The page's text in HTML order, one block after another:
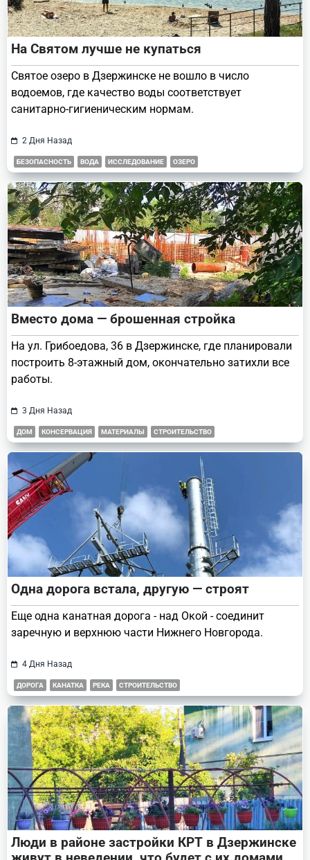
На Святом лучше не купаться
Святое озеро в Дзержинске не вошло в число
водоемов, где качество воды соответствует
санитарно-гигиеническим нормам.
2 Дня Назад
БЕЗОПАСНОСТЬ ВОДА ИССЛЕДОВАНИЕ ОЗЕРО
Вместо дома — брошенная стройка
На ул. Грибоедова, 36 в Дзержинске, где планировали
построить 8-этажный дом, окончательно затихли все
работы.
3 Дня Назад
ДОМ КОНСЕРВАЦИЯ МАТЕРИАЛЫ СТРОИТЕЛЬСТВО
Одна дорога встала, другую — строят
Еще одна канатная дорога - над Окой - соединит
заречную и верхнюю части Нижнего Новгорода.
4 Дня Назад
ДОРОГА КАНАТКА РЕКА СТРОИТЕЛЬСТВО
Люди в районе застройки КРТ в Дзержинске